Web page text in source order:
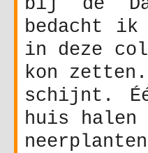
bedacht
in deze
kon
schijnt.
huis halen